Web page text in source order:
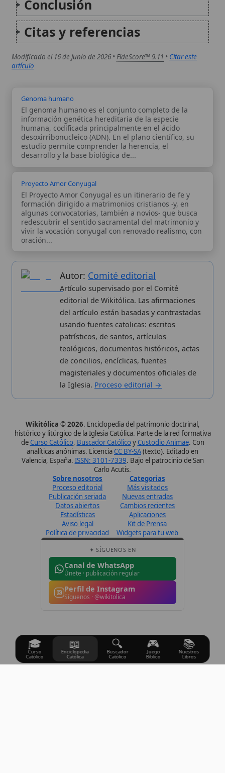
oración...
Autor:Comité editorial
Artículo supervisado por el Comité
editorial de Wikitólica. Las afirmaciones
teológicos, documentos históricos, actas
de concilios, encíclicas, fuentes
magisteriales y documentos oficiales de
la Iglesia.Proceso editorial →
deCurso Católico,Buscador Católico
analíticas anónimas. LicenciaCC BY-SA(texto). Editado en
Valencia, España.ISSN: 3101-7339. Bajo el patrocinio de San
Carlo Acutis.
Sobre nosotros
Proceso editorial
Publicación seriada
Datos abiertos
Aviso legal
Categorias
Más visitados
Nuevas entradas
Kit de Prensa
Canal de WhatsApp
Únete · publicación regular
Síguenos · @wikitolica